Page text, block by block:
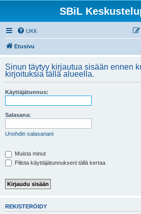
SBiL
UKK
Etusivu
Sinun täytyy kirjautua sisään ennen
kirjoituksia tällä alueella.
Käyttäjätunnus:
Salasana:
Unohdin salasanani
Muista minut
Piilota käyttäjätunnukseni tällä kertaa
REKISTERÖIDY